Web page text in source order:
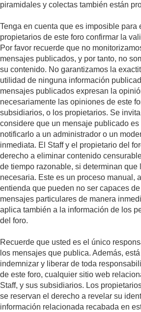
piramidales y colectas también están
Tenga en cuenta que es imposible para
propietarios de este foro confirmar la
Por favor recuerde que no
mensajes publicados, y por tanto, no
su contenido. No garantizamos la
utilidad de ninguna información
mensajes publicados expresan la
necesariamente las opiniones de este
subsidiarios, o los propietarios. Se
considere que un mensaje publicado es
notificarlo a un administrador o un
inmediata. El Staff y el propietario del
derecho a eliminar contenido
de tiempo razonable, si determinan que
necesaria. Este es un proceso manual,
entienda que pueden no ser capaces
mensajes particulares de manera
aplica también a la información de los
del foro.
Recuerde que usted es el único
los mensajes que publica. Además,
indemnizar y liberar de toda
de este foro, cualquier sitio web
Staff, y sus subsidiarios. Los
se reservan el derecho a revelar su
información relacionada recabada en